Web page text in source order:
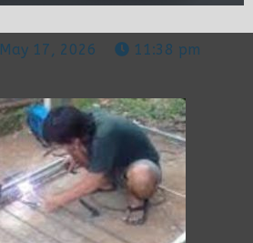
May 17, 2026 11:38 pm